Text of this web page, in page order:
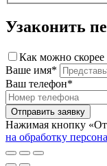
Узаконить
Как можно скорее
Ваше имя*
Ваш телефон*
Нажимая кнопку
на обработку